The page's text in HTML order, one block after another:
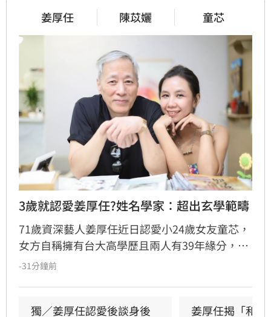
姜厚任 陳苡孋 童芯
3歲就認愛姜厚任?姓名學家：超出玄學範疇
71歲資深藝人姜厚任近日認愛小24歲女友童芯，
女方自稱擁有台大高學歷且兩人有39年緣分，引
發熱議。隨後女方過往背景遭網友起底，包括多
恐有違反姓名條例疑慮，且其自稱三歲即認定對
-31分鐘前
獨／姜厚任認愛後談身後 姜厚任揭「和